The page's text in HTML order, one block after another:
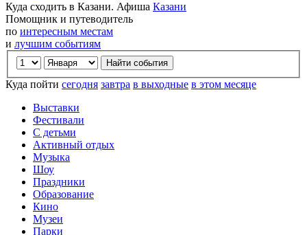
Куда сходить в Казани. Афиша Казани
Помощник и путеводитель
по интересным местам
и лучшим событиям
Куда пойти сегодня завтра в выходные в этом месяце
Выставки
Фестивали
С детьми
Активный отдых
Музыка
Шоу
Праздники
Образование
Кино
Музеи
Парки